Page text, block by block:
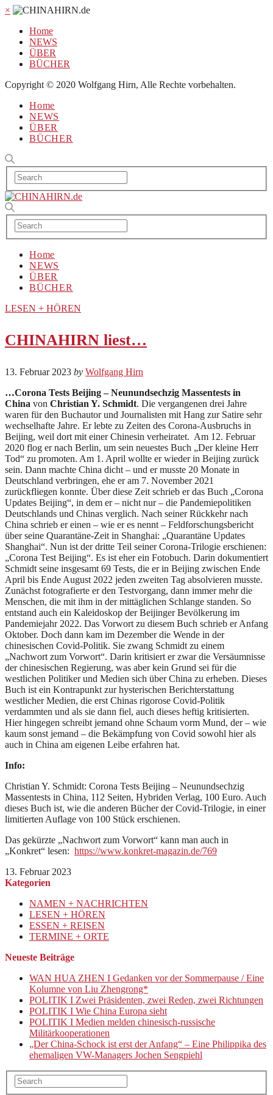
×
Home
NEWS
ÜBER
BÜCHER
Copyright © 2020 Wolfgang Hirn, Alle Rechte vorbehalten.
Home
NEWS
ÜBER
BÜCHER
Home
NEWS
ÜBER
BÜCHER
LESEN + HÖREN
CHINAHIRN liest…
13. Februar 2023 by Wolfgang Hirn
…Corona Tests Beijing – Neunundsechzig Massentests in
China von Christian Y. Schmidt. Die vergangenen drei Jahre
waren für den Buchautor und Journalisten mit Hang zur Satire sehr
wechselhafte Jahre. Er lebte zu Zeiten des Corona-Ausbruchs in
Beijing, weil dort mit einer Chinesin verheiratet. Am 12. Februar
2020 flog er nach Berlin, um sein neuestes Buch „Der kleine Herr
Tod“ zu promoten. Am 1. April wollte er wieder in Beijing zurück
sein. Dann machte China dicht – und er musste 20 Monate in
Deutschland verbringen, ehe er am 7. November 2021
zurückfliegen konnte. Über diese Zeit schrieb er das Buch „Corona
Updates Beijing“, in dem er – nicht nur – die Pandemiepolitiken
Deutschlands und Chinas verglich. Nach seiner Rückkehr nach
China schrieb er einen – wie er es nennt – Feldforschungsbericht
über seine Quarantäne-Zeit in Shanghai: „Quarantäne Updates
Shanghai“. Nun ist der dritte Teil seiner Corona-Trilogie erschienen:
„Corona Test Beijing“. Es ist eher ein Fotobuch. Darin dokumentiert
Schmidt seine insgesamt 69 Tests, die er in Beijing zwischen Ende
April bis Ende August 2022 jeden zweiten Tag absolvieren musste.
Zunächst fotografierte er den Testvorgang, dann immer mehr die
Menschen, die mit ihm in der mittäglichen Schlange standen. So
entstand auch ein Kaleidoskop der Beijinger Bevölkerung im
Pandemiejahr 2022. Das Vorwort zu diesem Buch schrieb er Anfang
Oktober. Doch dann kam im Dezember die Wende in der
chinesischen Covid-Politik. Sie zwang Schmidt zu einem
„Nachwort zum Vorwort“. Darin kritisiert er zwar die Versäumnisse
der chinesischen Regierung, was aber kein Grund sei für die
westlichen Politiker und Medien sich über China zu erheben. Dieses
Buch ist ein Kontrapunkt zur hysterischen Berichterstattung
westlicher Medien, die erst Chinas rigorose Covid-Politik
verdammten und als sie dann fiel, auch dieses heftig kritisierten.
Hier hingegen schreibt jemand ohne Schaum vorm Mund, der – wie
kaum sonst jemand – die Bekämpfung von Covid sowohl hier als
auch in China am eigenen Leibe erfahren hat.
Info:
Christian Y. Schmidt: Corona Tests Beijing – Neunundsechzig
Massentests in China, 112 Seiten, Hybriden Verlag, 100 Euro. Auch
dieses Buch ist, wie die anderen Bücher der Covid-Trilogie, in einer
limitierten Auflage von 100 Stück erschienen.
Das gekürzte „Nachwort zum Vorwort“ kann man auch in
„Konkret“ lesen: https://www.konkret-magazin.de/769
13. Februar 2023
Kategorien
NAMEN + NACHRICHTEN
LESEN + HÖREN
ESSEN + REISEN
TERMINE + ORTE
Neueste Beiträge
WAN HUA ZHEN I Gedanken vor der Sommerpause / Eine
Kolumne von Liu Zhengrong*
POLITIK I Zwei Präsidenten, zwei Reden, zwei Richtungen
POLITIK I Wie China Europa sieht
POLITIK I Medien melden chinesisch-russische
Militärkooperationen
„Der China-Schock ist erst der Anfang“ – Eine Philippika des
ehemaligen VW-Managers Jochen Sengpiehl